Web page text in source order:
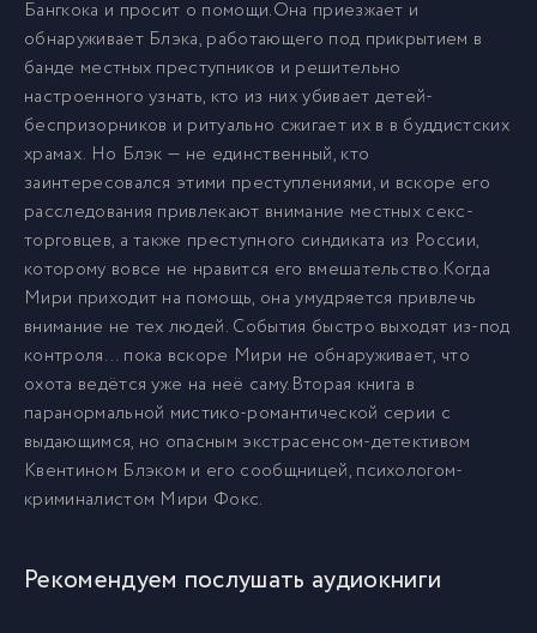
Бангкока и просит о помощи.Она приезжает и
обнаруживает Блэка, работающего под прикрытием в
банде местных преступников и решительно
настроенного узнать, кто из них убивает детей-
беспризорников и ритуально сжигает их в в буддистских
храмах. Но Блэк — не единственный, кто
заинтересовался этими преступлениями, и вскоре его
расследования привлекают внимание местных секс-
торговцев, а также преступного синдиката из России,
которому вовсе не нравится его вмешательство.Когда
Мири приходит на помощь, она умудряется привлечь
внимание не тех людей. События быстро выходят из-под
контроля… пока вскоре Мири не обнаруживает, что
охота ведётся уже на неё саму.Вторая книга в
паранормальной мистико-романтической серии с
выдающимся, но опасным экстрасенсом-детективом
Квентином Блэком и его сообщницей, психологом-
криминалистом Мири Фокс.
Рекомендуем послушать аудиокниги